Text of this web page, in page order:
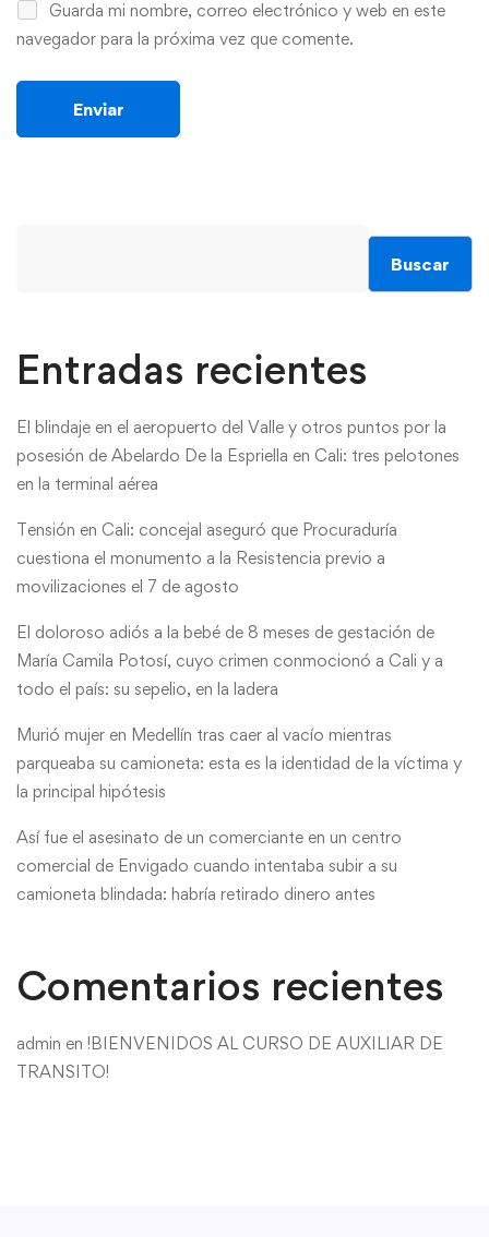
Guarda mi nombre, correo electrónico y web en este
navegador para la próxima vez que comente.
Buscar
Entradas recientes
El blindaje en el aeropuerto del Valle y otros puntos por la
posesión de Abelardo De la Espriella en Cali: tres pelotones
en la terminal aérea
Tensión en Cali: concejal aseguró que Procuraduría
cuestiona el monumento a la Resistencia previo a
movilizaciones el 7 de agosto
El doloroso adiós a la bebé de 8 meses de gestación de
María Camila Potosí, cuyo crimen conmocionó a Cali y a
todo el país: su sepelio, en la ladera
Murió mujer en Medellín tras caer al vacío mientras
parqueaba su camioneta: esta es la identidad de la víctima y
la principal hipótesis
Así fue el asesinato de un comerciante en un centro
comercial de Envigado cuando intentaba subir a su
camioneta blindada: habría retirado dinero antes
Comentarios recientes
admin en !BIENVENIDOS AL CURSO DE AUXILIAR DE
TRANSITO!